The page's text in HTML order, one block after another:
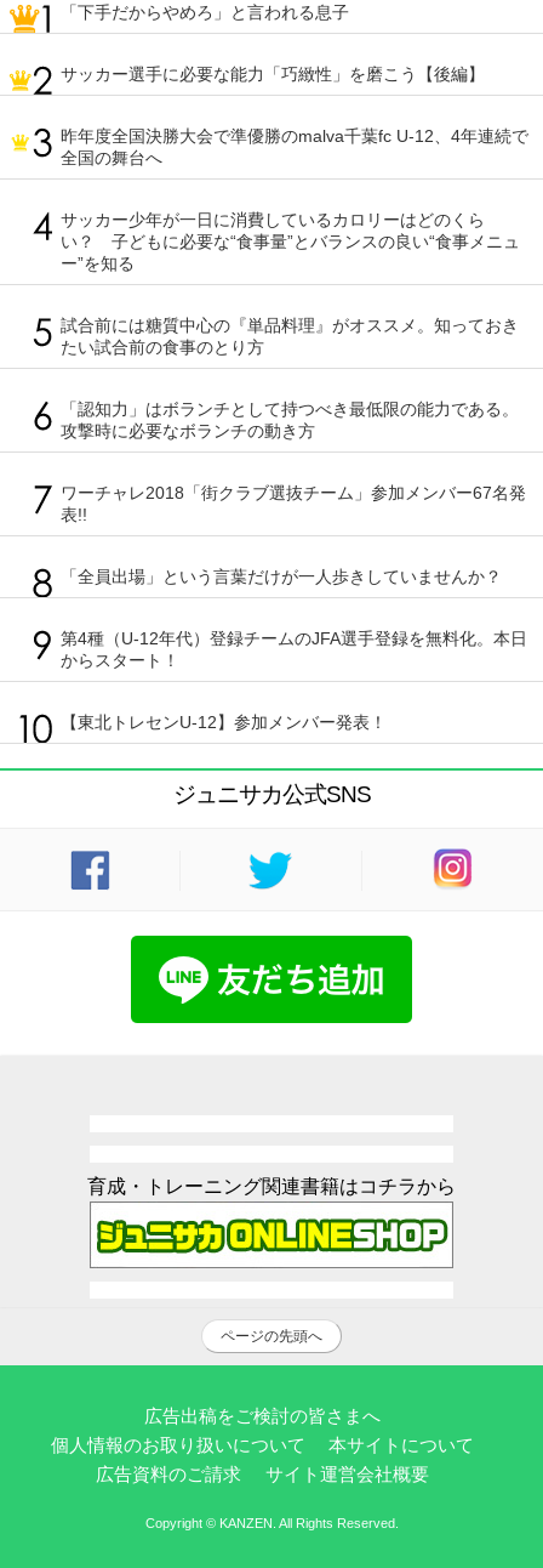
「下手だからやめろ」と言われる息子
サッカー選手に必要な能力「巧緻性」を磨こう【後編】
昨年度全国決勝大会で準優勝のmalva千葉fc U-12、4年連続で
全国の舞台へ
サッカー少年が一日に消費しているカロリーはどのくら
い？ 子どもに必要な“食事量”とバランスの良い“食事メニュ
ー”を知る
試合前には糖質中心の『単品料理』がオススメ。知っておき
たい試合前の食事のとり方
「認知力」はボランチとして持つべき最低限の能力である。
攻撃時に必要なボランチの動き方
ワーチャレ2018「街クラブ選抜チーム」参加メンバー67名発
表!!
「全員出場」という言葉だけが一人歩きしていませんか？
第4種（U-12年代）登録チームのJFA選手登録を無料化。本日
からスタート！
【東北トレセンU-12】参加メンバー発表！
ジュニサカ公式SNS
育成・トレーニング関連書籍はコチラから
ページの先頭へ
広告出稿をご検討の皆さまへ
個人情報のお取り扱いについて
本サイトについて
広告資料のご請求
サイト運営会社概要
Copyright © KANZEN. All Rights Reserved.